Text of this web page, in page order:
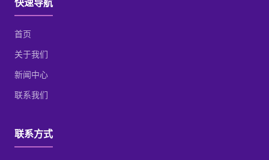
快速导航
首页
关于我们
新闻中心
联系我们
联系方式